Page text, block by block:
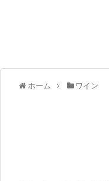
ホーム ワイン